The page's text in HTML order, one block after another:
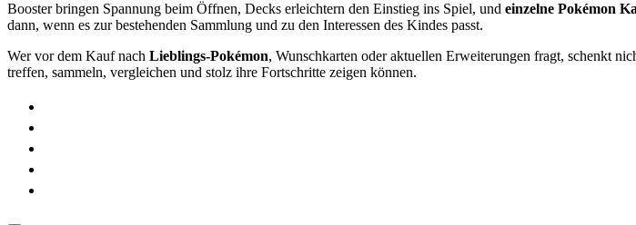
Booster bringen Spannung beim Öffnen, Decks erleichtern den Einstieg ins Spiel, und einzelne Pokémon
dann, wenn es zur bestehenden Sammlung und zu den Interessen des Kindes passt.
Wer vor dem Kauf nach Lieblings-Pokémon, Wunschkarten oder aktuellen Erweiterungen fragt, schenkt
treffen, sammeln, vergleichen und stolz ihre Fortschritte zeigen können.